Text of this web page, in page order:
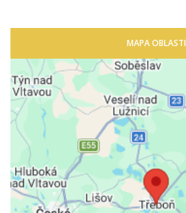
MAPA OBLASTI